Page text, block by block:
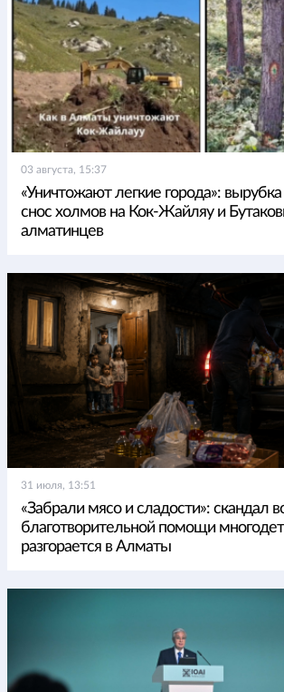
03 августа, 15:37
«Уничтожают легкие города»:
снос холмов на Кок-Жайляу и
алматинцев
31 июля, 13:51
«Забрали мясо и сладости»: скандал
благотворительной помощи
разгорается в Алматы